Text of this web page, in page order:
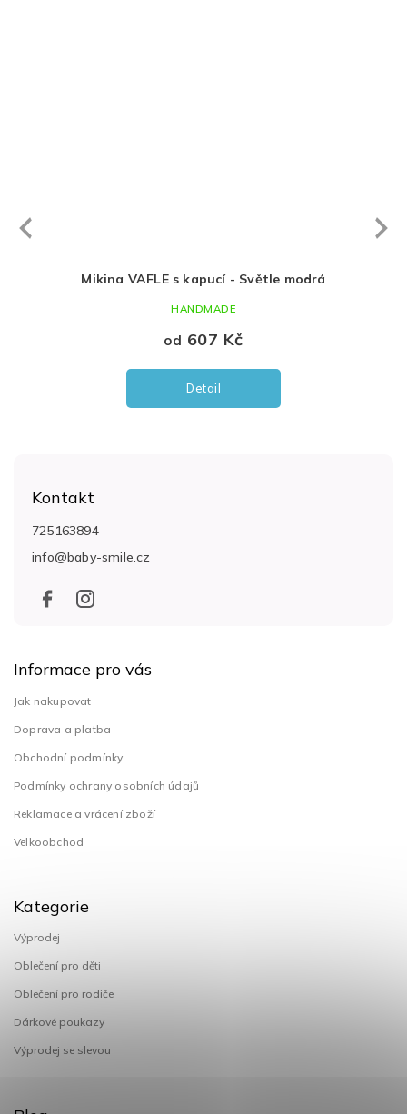
Mikina VAFLE s kapucí - Světle modrá
od 607 Kč
Detail
HANDMADE
Next
Kontakt
info@baby-smile.cz
725163894
Informace pro vás
Jak nakupovat
Doprava a platba
Obchodní podmínky
Podmínky ochrany osobních údajů
Reklamace a vrácení zboží
Velkoobchod
Kategorie
Výprodej
Oblečení pro děti
Oblečení pro rodiče
Dárkové poukazy
Výprodej se slevou